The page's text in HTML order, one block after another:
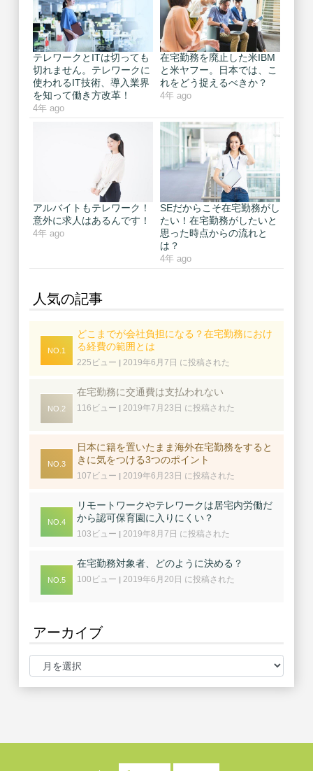
テレワークとITは切っても
切れません。テレワークに
使われるIT技術、導入業界
を知って働き方改革！
4年 ago
在宅勤務を廃止した米IBM
と米ヤフー。日本では、こ
れをどう捉えるべきか？
4年 ago
アルバイトもテレワーク！
意外に求人はあるんです！
4年 ago
SEだからこそ在宅勤務がし
たい！在宅勤務がしたいと
思った時点からの流れと
は？
4年 ago
人気の記事
どこまでが会社負担になる？在宅勤務におけ
る経費の範囲とは
225ビュー 2019年6月7日 に投稿された
在宅勤務に交通費は支払われない
116ビュー 2019年7月23日 に投稿された
日本に籍を置いたまま海外在宅勤務をすると
きに気をつける3つのポイント
107ビュー 2019年6月23日 に投稿された
リモートワークやテレワークは居宅内労働だ
から認可保育園に入りにくい？
103ビュー 2019年8月7日 に投稿された
在宅勤務対象者、どのように決める？
100ビュー 2019年6月20日 に投稿された
アーカイブ